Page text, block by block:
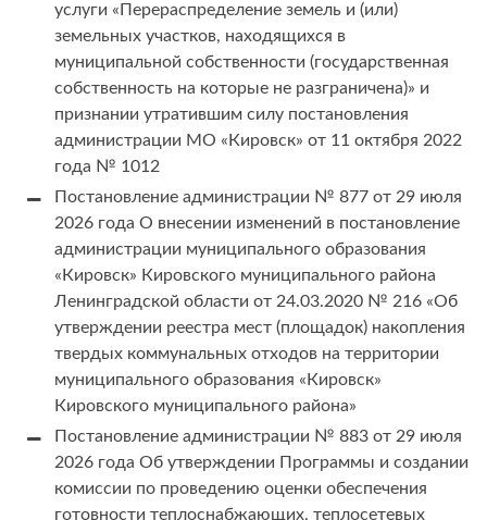
услуги «Перераспределение земель и (или)
земельных участков, находящихся в
муниципальной собственности (государственная
собственность на которые не разграничена)» и
признании утратившим силу постановления
администрации МО «Кировск» от 11 октября 2022
года № 1012
Постановление администрации № 877 от 29 июля
2026 года О внесении изменений в постановление
администрации муниципального образования
«Кировск» Кировского муниципального района
Ленинградской области от 24.03.2020 № 216 «Об
утверждении реестра мест (площадок) накопления
твердых коммунальных отходов на территории
муниципального образования «Кировск»
Кировского муниципального района»
Постановление администрации № 883 от 29 июля
2026 года Об утверждении Программы и создании
комиссии по проведению оценки обеспечения
готовности теплоснабжающих, теплосетевых